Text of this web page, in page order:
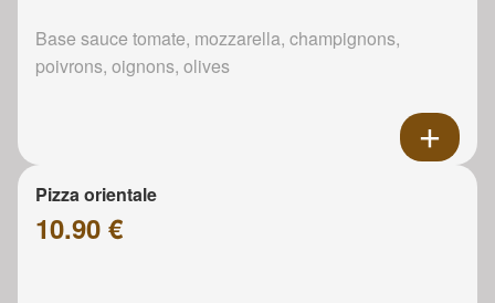
Base sauce tomate, mozzarella, champignons,
poivrons, oignons, olives
Pizza orientale
10.90 €